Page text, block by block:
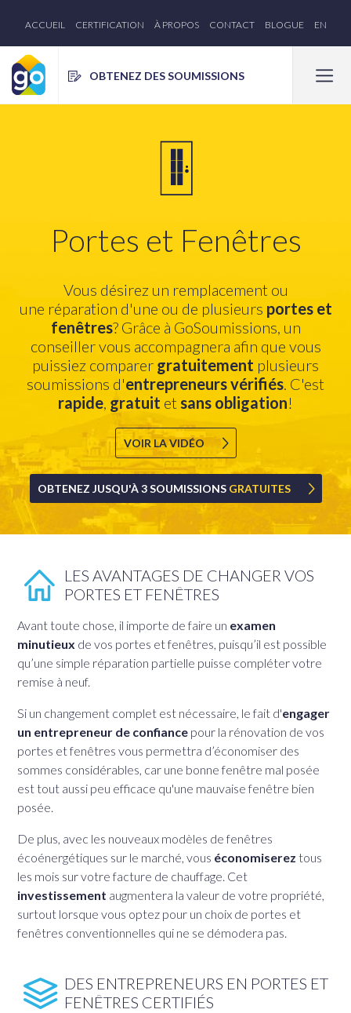
ACCUEIL CERTIFICATION À PROPOS CONTACT BLOGUE EN
OBTENEZ DES SOUMISSIONS
Portes et Fenêtres
Vous désirez un remplacement ou
une réparation d'une ou de plusieurs portes et
fenêtres? Grâce à GoSoumissions, un
conseiller vous accompagnera afin que vous
puissiez comparer gratuitement plusieurs
soumissions d'entrepreneurs vérifiés . C'est
rapide gratuit et sans obligation!
VOIR LA VIDÉO
OBTENEZ JUSQU'À 3 SOUMISSIONS GRATUITES
LES AVANTAGES DE CHANGER VOS
PORTES ET FENÊTRES
Avant toute chose, il importe de faire un examen
minutieux de vos portes et fenêtres, puisqu’il est possible
qu’une simple réparation partielle puisse compléter votre
remise à neuf.
Si un changement complet est nécessaire, le fait d'engager
un entrepreneur de confiance pour la rénovation de vos
portes et fenêtres vous permettra d’économiser des
sommes considérables, car une bonne fenêtre mal posée
est tout aussi peu efficace qu'une mauvaise fenêtre bien
posée.
De plus, avec les nouveaux modèles de fenêtres
écoénergétiques sur le marché, vous économiserez tous
les mois sur votre facture de chauffage. Cet
investissement augmentera la valeur de votre propriété,
surtout lorsque vous optez pour un choix de portes et
fenêtres conventionnelles qui ne se démodera pas.
DES ENTREPRENEURS EN PORTES ET
FENÊTRES CERTIFIÉS